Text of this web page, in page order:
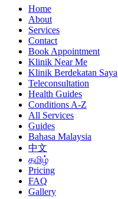
Home
About
Services
Contact
Book Appointment
Klinik Near Me
Klinik Berdekatan Saya
Teleconsultation
Health Guides
Conditions A-Z
All Services
Guides
Bahasa Malaysia
中文
தமிழ்
Pricing
FAQ
Gallery